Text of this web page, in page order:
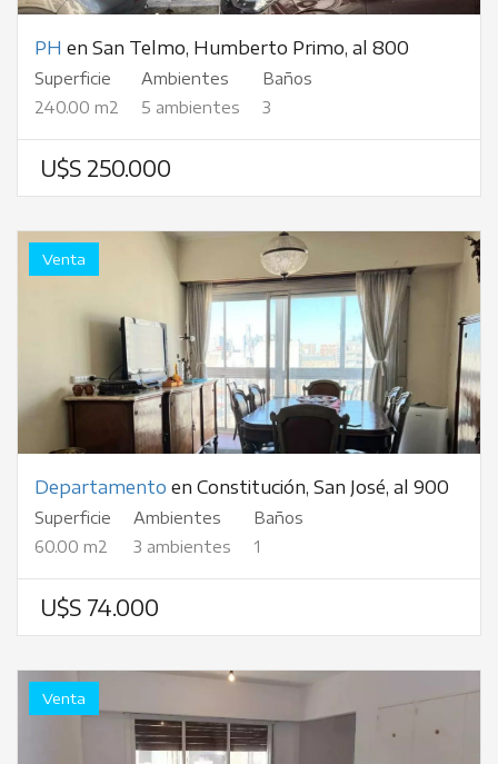
PH en San Telmo, Humberto Primo, al 800
Superficie
240.00 m2
Ambientes
5 ambientes
Baños
3
U$S 250.000
Venta
Departamento en Constitución, San José, al 900
Superficie
60.00 m2
Ambientes
3 ambientes
Baños
1
U$S 74.000
Venta